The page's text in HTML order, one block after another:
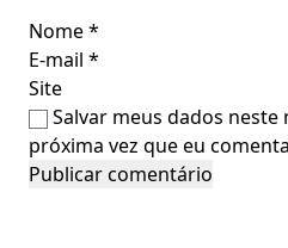
Nome*
E-mail *
Site
Salvar meus dados neste
próxima vez que eu